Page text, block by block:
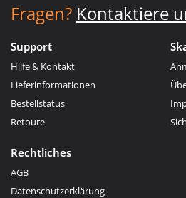
Fragen? Kontaktiere
Support
Hilfe & Kontakt
Lieferinformationen
Bestellstatus
Retoure
Rechtliches
AGB
Datenschutzerklärung